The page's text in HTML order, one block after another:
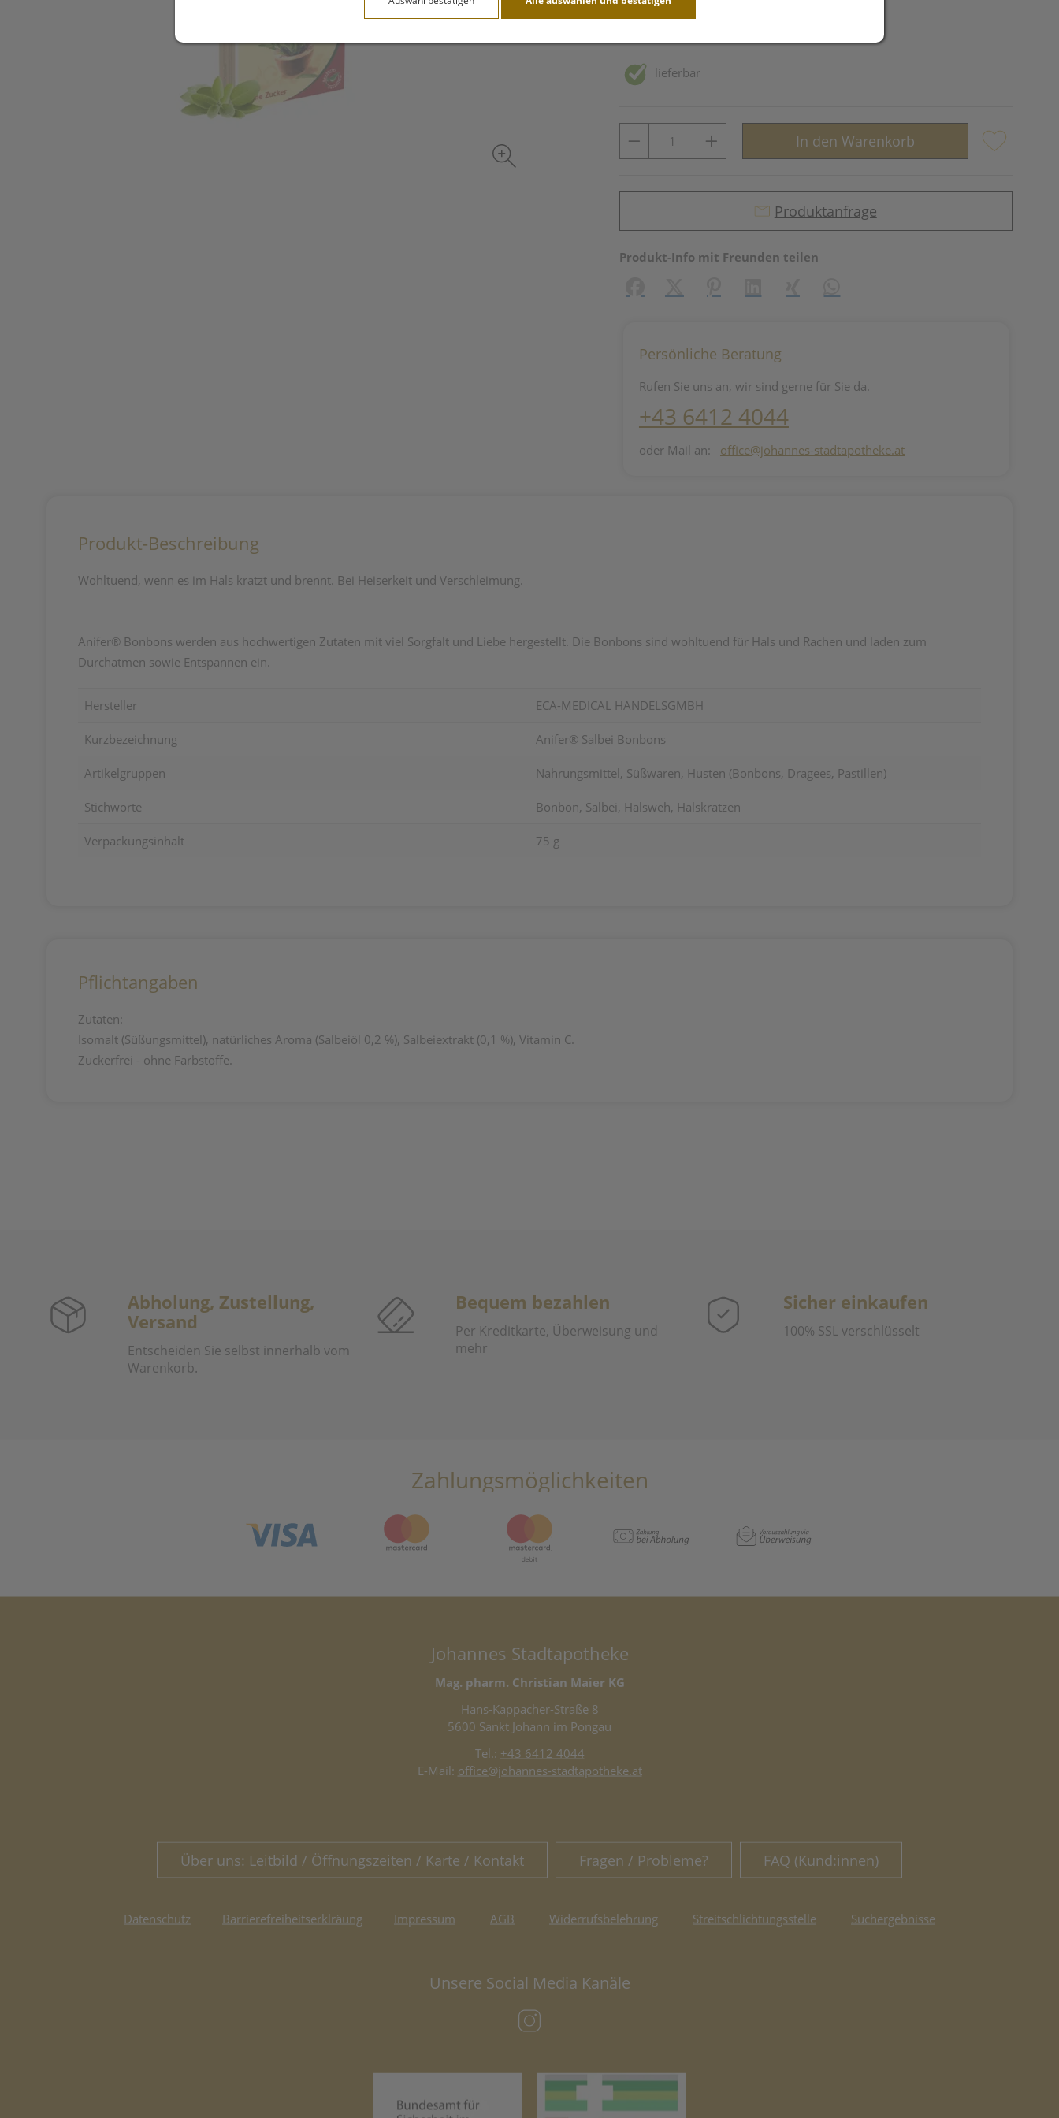
lieferbar
In den Warenkorb
Produktanfrage
Produkt-Info mit Freunden teilen
Persönliche Beratung
Rufen Sie uns an, wir sind gerne für Sie da.
+43 6412 4044
oder Mail an: office@johannes-stadtapotheke.at
Produkt-Beschreibung
Wohltuend, wenn es im Hals kratzt und brennt. Bei Heiserkeit und Verschleimung.
Anifer® Bonbons werden aus hochwertigen Zutaten mit viel Sorgfalt und Liebe hergestellt. Die Bonbons sind wohltuend für Hals und Rachen und laden zum
Durchatmen sowie Entspannen ein.
Hersteller ECA-MEDICAL HANDELSGMBH
Kurzbezeichnung Anifer® Salbei Bonbons
Artikelgruppen Nahrungsmittel, Süßwaren, Husten (Bonbons, Dragees, Pastillen)
Stichworte Bonbon, Salbei, Halsweh, Halskratzen
Verpackungsinhalt 75 g
Pflichtangaben
Zutaten:
Isomalt (Süßungsmittel), natürliches Aroma (Salbeiöl 0,2 %), Salbeiextrakt (0,1 %), Vitamin C.
Zuckerfrei - ohne Farbstoffe.
Abholung, Zustellung,
Versand
Entscheiden Sie selbst innerhalb vom
Warenkorb.
Bequem bezahlen
Per Kreditkarte, Überweisung und
mehr
Sicher einkaufen
100% SSL verschlüsselt
Zahlungsmöglichkeiten
Johannes Stadtapotheke
Mag. pharm. Christian Maier KG
Hans-Kappacher-Straße 8
5600 Sankt Johann im Pongau
Tel.: +43 6412 4044
E-Mail: office@johannes-stadtapotheke.at
Über uns: Leitbild / Öffnungszeiten / Karte / Kontakt Fragen / Probleme? FAQ (Kund:innen)
Datenschutz Barrierefreiheitserklräung Impressum AGB Widerrufsbelehrung Streitschlichtungsstelle Suchergebnisse
Unsere Social Media Kanäle
(öffnet in neuem Tab)